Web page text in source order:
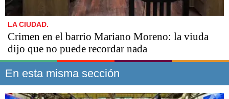
LA CIUDAD.
Crimen en el barrio Mariano Moreno: la viuda
dijo que no puede recordar nada
En esta misma sección